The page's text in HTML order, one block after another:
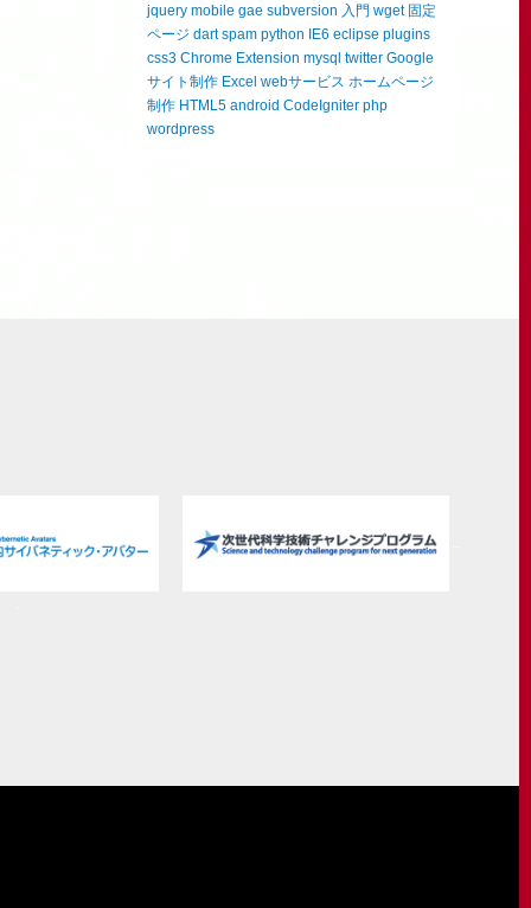
jquery mobile gae subversion 入門 wget 固定
ページ dart spam python IE6 eclipse plugins
css3 Chrome Extension mysql twitter Google
サイト制作 Excel webサービス ホームページ
制作 HTML5 android CodeIgniter php
wordpress